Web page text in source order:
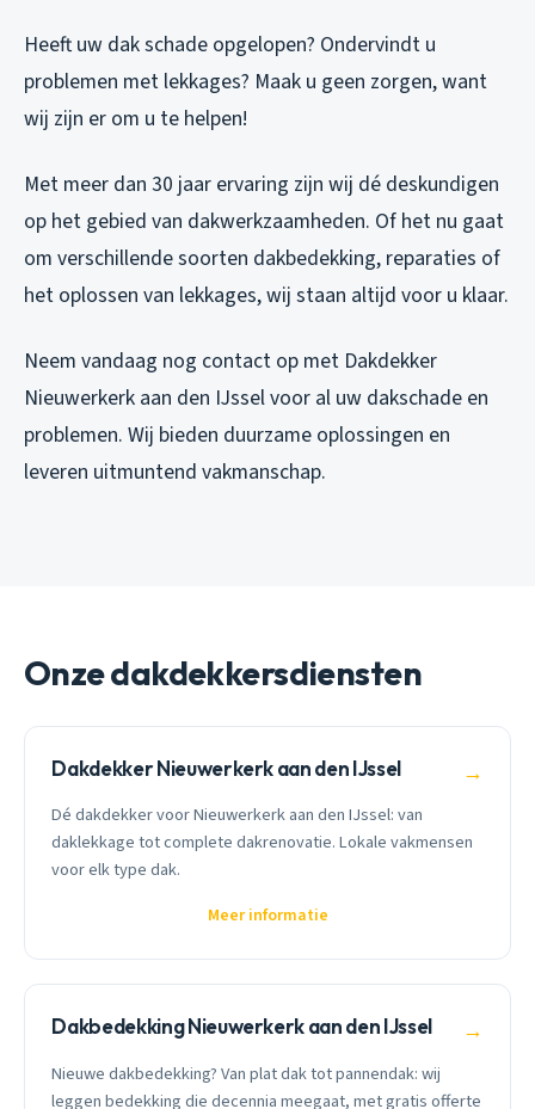
Heeft uw dak schade opgelopen? Ondervindt u
problemen met lekkages? Maak u geen zorgen, want
wij zijn er om u te helpen!
Met meer dan 30 jaar ervaring zijn wij dé deskundigen
op het gebied van dakwerkzaamheden. Of het nu gaat
om verschillende soorten dakbedekking, reparaties of
het oplossen van lekkages, wij staan altijd voor u klaar.
Neem vandaag nog contact op met Dakdekker
Nieuwerkerk aan den IJssel voor al uw dakschade en
problemen. Wij bieden duurzame oplossingen en
leveren uitmuntend vakmanschap.
Onze dakdekkersdiensten
Dakdekker Nieuwerkerk aan den IJssel →
Dé dakdekker voor Nieuwerkerk aan den IJssel: van
daklekkage tot complete dakrenovatie. Lokale vakmensen
voor elk type dak.
Meer informatie
Dakbedekking Nieuwerkerk aan den IJssel →
Nieuwe dakbedekking? Van plat dak tot pannendak: wij
leggen bedekking die decennia meegaat, met gratis offerte